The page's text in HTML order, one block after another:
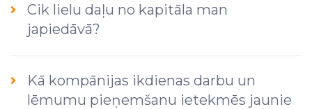
Cik lielu daļu no kapitāla man
japiedāvā?
Kā kompānijas ikdienas darbu un
lēmumu pieņemšanu ietekmēs jaunie